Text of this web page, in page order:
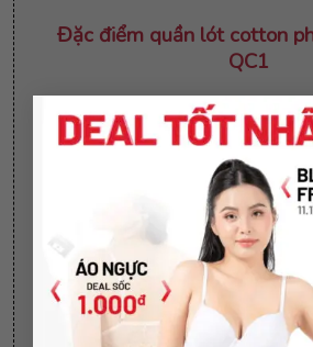
Đặc điểm quần lót cotton
QC1
Màu đen, xanh, hồng,
Mô tả:Quần lót cotton phối
Freesize (40kg –
Quần lótcotton viền ren mỏng
thoải mái